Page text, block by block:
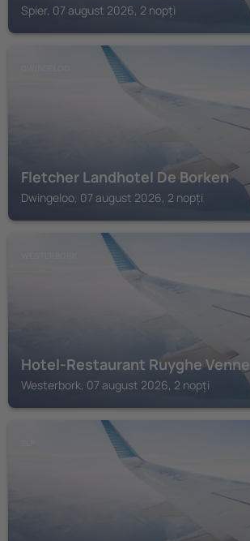
Spier, 07 august 2026, 2 nopți
Fletcher Landhotel De Borken
Dwingeloo, 07 august 2026, 2 nopți
Hotel-Restaurant Ruyghe Venne
Westerbork, 07 august 2026, 2 nopți